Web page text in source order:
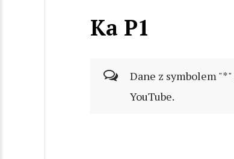
Ka P1
Dane z symbolem
YouTube.